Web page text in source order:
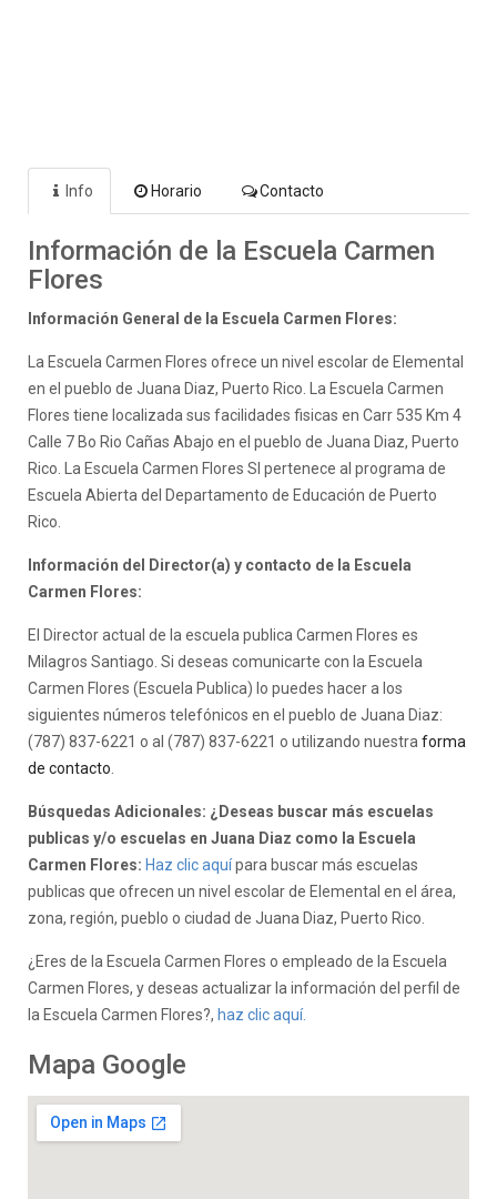
Info Horario Contacto
Información de la Escuela Carmen
Flores
Información General de la Escuela Carmen Flores:
La Escuela Carmen Flores ofrece un nivel escolar de Elemental
en el pueblo de Juana Diaz, Puerto Rico. La Escuela Carmen
Flores tiene localizada sus facilidades fisicas en Carr 535 Km 4
Calle 7 Bo Rio Cañas Abajo en el pueblo de Juana Diaz, Puerto
Rico. La Escuela Carmen Flores SI pertenece al programa de
Escuela Abierta del Departamento de Educación de Puerto
Rico.
Información del Director(a) y contacto de la Escuela
Carmen Flores:
El Director actual de la escuela publica Carmen Flores es
Milagros Santiago. Si deseas comunicarte con la Escuela
Carmen Flores (Escuela Publica) lo puedes hacer a los
siguientes números telefónicos en el pueblo de Juana Diaz:
(787) 837-6221 o al (787) 837-6221 o utilizando nuestra forma
de contacto
Búsquedas Adicionales: ¿Deseas buscar más escuelas
publicas y/o escuelas en Juana Diaz como la Escuela
Carmen Flores: Haz clic aquípara buscar más escuelas
publicas que ofrecen un nivel escolar de Elemental en el área,
zona, región, pueblo o ciudad de Juana Diaz, Puerto Rico.
¿Eres de la Escuela Carmen Flores o empleado de la Escuela
Carmen Flores, y deseas actualizar la información del perfil de
la Escuela Carmen Flores?, haz clic aquí.
Mapa Google